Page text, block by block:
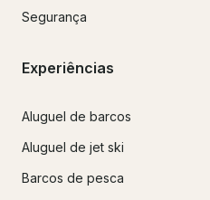
Segurança
Experiências
Aluguel de barcos
Aluguel de jet ski
Barcos de pesca